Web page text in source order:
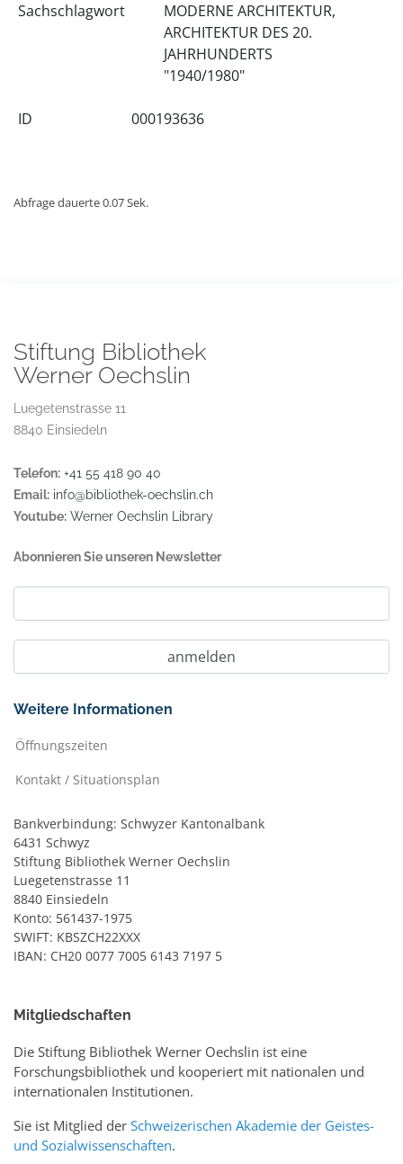
Sachschlagwort
MODERNE ARCHITEKTUR,
ARCHITEKTUR DES 20.
JAHRHUNDERTS
"1940/1980"
ID 000193636
Abfrage dauerte 0.07 Sek.
Stiftung Bibliothek
Werner Oechslin
Luegetenstrasse 11
8840 Einsiedeln
Telefon: +41 55 418 90 40
Email: info@bibliothek-oechslin.ch
Youtube: Werner Oechslin Library
Abonnieren Sie unseren Newsletter
Weitere Informationen
Öffnungszeiten
Kontakt / Situationsplan
Bankverbindung: Schwyzer Kantonalbank
6431 Schwyz
Stiftung Bibliothek Werner Oechslin
Luegetenstrasse 11
8840 Einsiedeln
Konto: 561437-1975
SWIFT: KBSZCH22XXX
IBAN: CH20 0077 7005 6143 7197 5
Mitgliedschaften
Die Stiftung Bibliothek Werner Oechslin ist eine
Forschungsbibliothek und kooperiert mit nationalen und
internationalen Institutionen.
Sie ist Mitglied der Schweizerischen Akademie der Geistes-
und Sozialwissenschaften.